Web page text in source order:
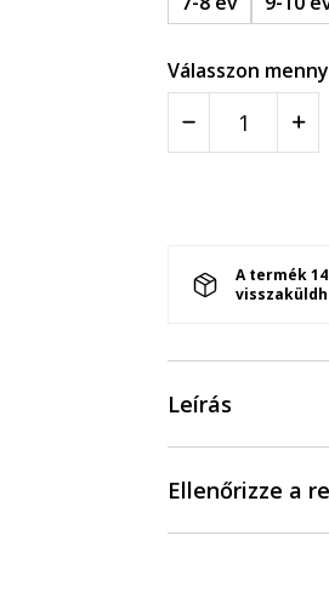
Válasszon
A termék
Leírás
Ellenőrizze a